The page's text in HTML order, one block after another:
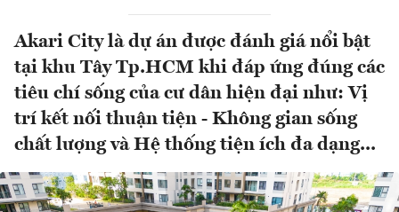
Akari City là dự án được đánh giá nổi bật
tại khu Tây Tp.HCM khi đáp ứng đúng các
tiêu chí sống của cư dân hiện đại như: Vị
trí kết nối thuận tiện - Không gian sống
chất lượng và Hệ thống tiện ích đa dạng...